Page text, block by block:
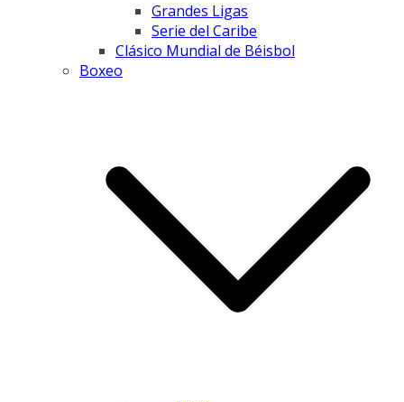
Grandes Ligas
Serie del Caribe
Clásico Mundial de Béisbol
Boxeo